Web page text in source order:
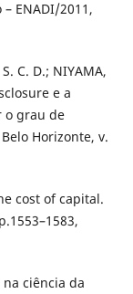
ENADI/2011,
S. C. D.; NIYAMA,
e a
o grau de
Horizonte, v.
cost of capital.
na ciência da